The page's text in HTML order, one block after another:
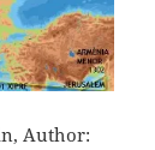
Author: